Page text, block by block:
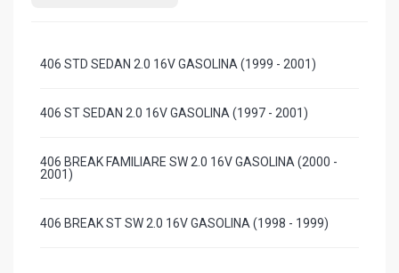
406 STD SEDAN 2.0 16V GASOLINA (1999 - 2001)
406 ST SEDAN 2.0 16V GASOLINA (1997 - 2001)
406 BREAK FAMILIARE SW 2.0 16V GASOLINA (2000 -
2001)
406 BREAK ST SW 2.0 16V GASOLINA (1998 - 1999)